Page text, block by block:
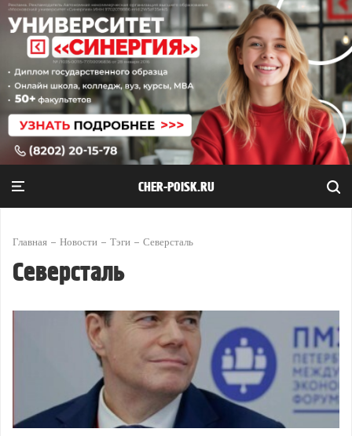
CHER-POISK.RU
Главная Новости Тэги Северсталь
Северсталь